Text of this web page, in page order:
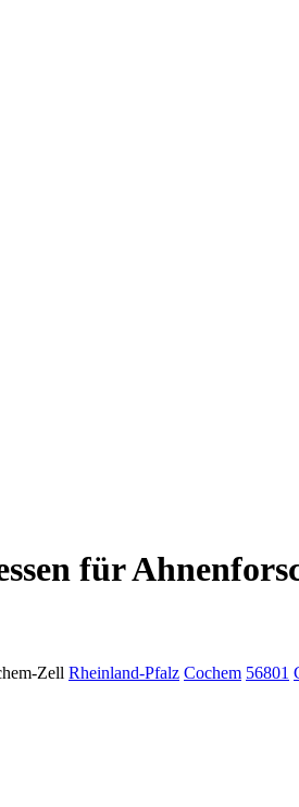
für
Zell Rheinland-Pfalz Cochem 56801